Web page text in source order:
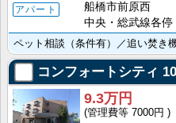
アパート
船橋市前原西
中央・総武線各
コンフォートシティ
9.3万円
7000円